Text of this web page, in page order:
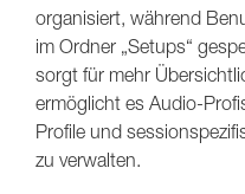
organisiert, während
im Ordner „Setups“
sorgt für mehr
ermöglicht es Audio-
Profile und
zu verwalten.